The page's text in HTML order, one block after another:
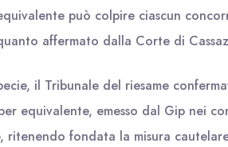
può colpire ciascun
affermato dalla Corte di
il Tribunale del riesame
equivalente, emesso dal Gip nei
ritenendo fondata la misura